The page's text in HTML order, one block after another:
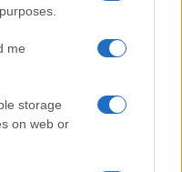
me
storage
on web or